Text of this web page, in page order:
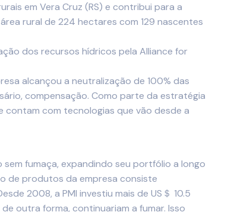
em Vera Cruz (RS) e contribui para a
rural de 224 hectares com 129 nascentes
dos recursos hídricos pela Alliance for
alcançou a neutralização de 100% das
compensação. Como parte da estratégia
contam com tecnologias que vão desde a
fumaça, expandindo seu portfólio a longo
de produtos da empresa consiste
2008, a PMI investiu mais de US＄ 10.5
outra forma, continuariam a fumar. Isso